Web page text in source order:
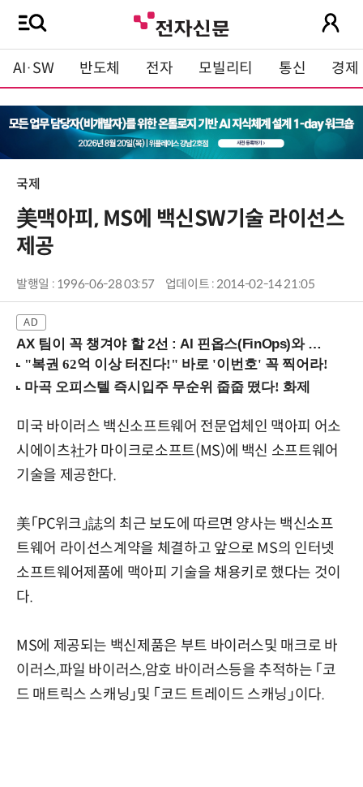
AI·SW 반도체 전자 모빌리티 통신 경제
국제
美맥아피, MS에 백신SW기술 라이선스
제공
발행일 : 1996-06-28 03:57 업데이트 : 2014-02-14 21:05
AX 팀이 꼭 챙겨야 할 2선 : AI 핀옵스(FinOps)와 토큰 거버넌스 (8/21 잠실역)
미국 바이러스 백신소프트웨어 전문업체인 맥아피 어소
시에이츠社가 마이크로소프트(MS)에 백신 소프트웨어
기술을 제공한다.
美「PC위크」誌의 최근 보도에 따르면 양사는 백신소프
트웨어 라이선스계약을 체결하고 앞으로 MS의 인터넷
소프트웨어제품에 맥아피 기술을 채용키로 했다는 것이
다.
MS에 제공되는 백신제품은 부트 바이러스및 매크로 바
이러스,파일 바이러스,암호 바이러스등을 추적하는 「코
드 매트릭스 스캐닝」및 「코드 트레이드 스캐닝」이다.